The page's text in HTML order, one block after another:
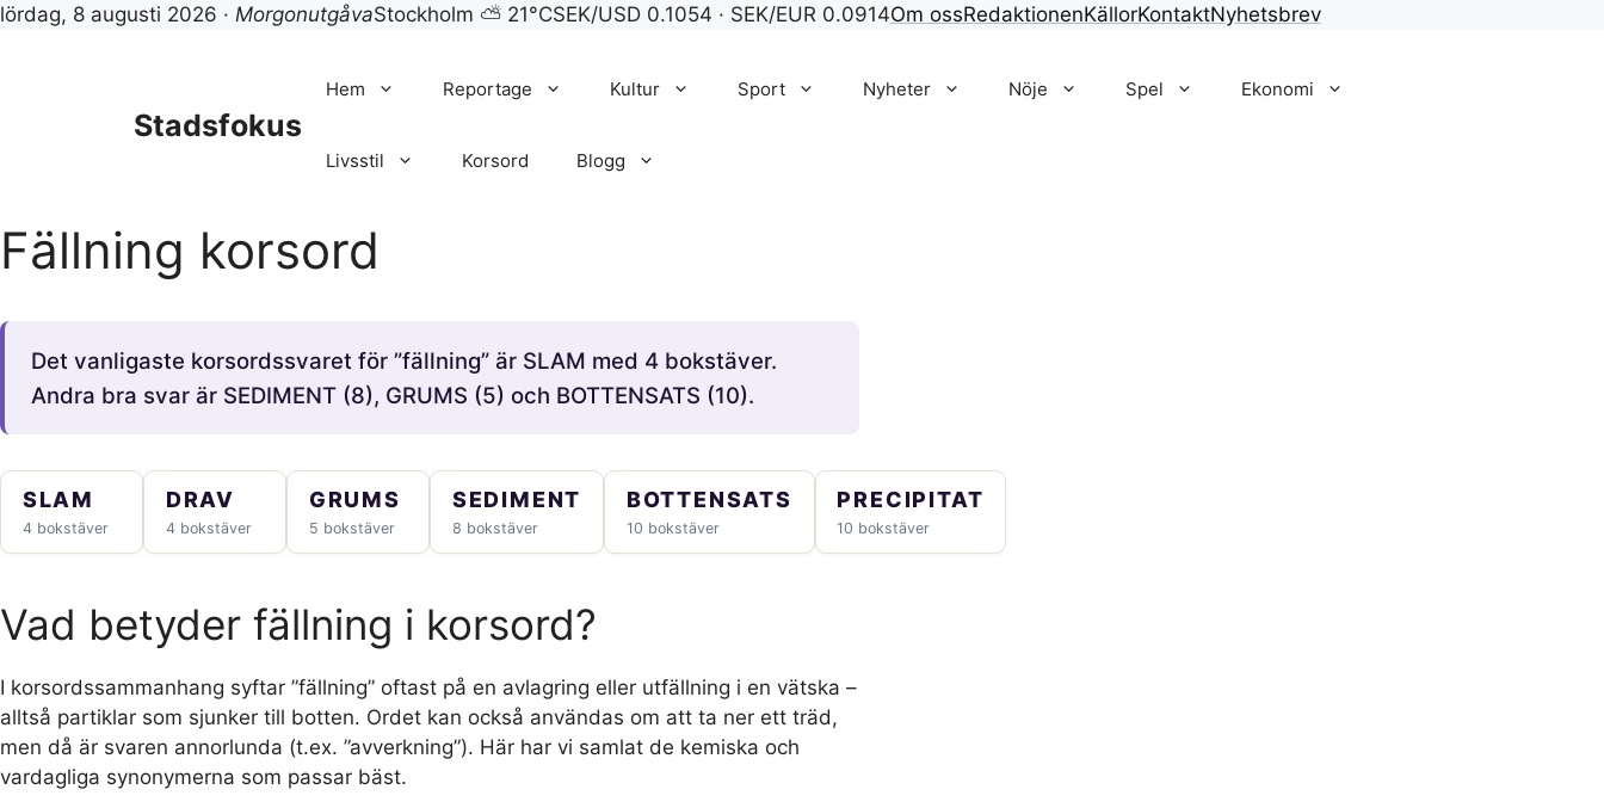
lördag, 8 augusti 2026 · MorgonutgåvaStockholm ⛅ 21°CSEK/USD 0.1054 · SEK/EUR 0.0914Om ossRedaktionenKällorKontaktNyhetsbrev
Stadsfokus
Hem Reportage Kultur Sport Nyheter Nöje Spel Ekonomi
Livsstil Korsord Blogg
Fällning korsord
Det vanligaste korsordssvaret för ”fällning” är SLAM med 4 bokstäver.
Andra bra svar är SEDIMENT (8), GRUMS (5) och BOTTENSATS (10).
SLAM
4 bokstäver
DRAV
4 bokstäver
GRUMS
5 bokstäver
SEDIMENT
8 bokstäver
BOTTENSATS
10 bokstäver
PRECIPITAT
10 bokstäver
Vad betyder fällning i korsord?
I korsordssammanhang syftar ”fällning” oftast på en avlagring eller utfällning i en vätska –
alltså partiklar som sjunker till botten. Ordet kan också användas om att ta ner ett träd,
men då är svaren annorlunda (t.ex. ”avverkning”). Här har vi samlat de kemiska och
vardagliga synonymerna som passar bäst.